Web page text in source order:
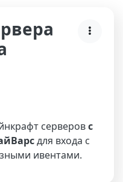
серверовс
для входа с
ивентами.